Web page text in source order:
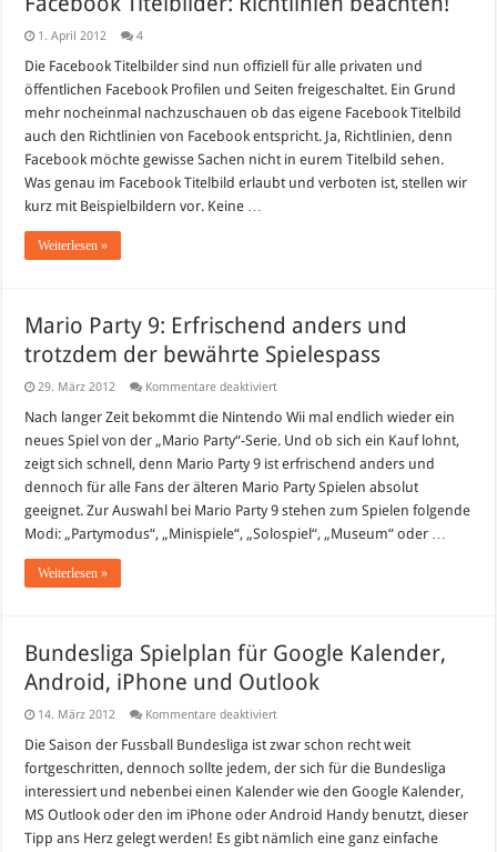
1. April 2012 4
Die Facebook Titelbilder sind nun offiziell für alle privaten und
öffentlichen Facebook Profilen und Seiten freigeschaltet. Ein Grund
mehr nocheinmal nachzuschauen ob das eigene Facebook Titelbild
auch den Richtlinien von Facebook entspricht. Ja, Richtlinien, denn
Facebook möchte gewisse Sachen nicht in eurem Titelbild sehen.
Was genau im Facebook Titelbild erlaubt und verboten ist, stellen wir
kurz mit Beispielbildern vor. Keine …
Weiterlesen »
Mario Party 9: Erfrischend anders und
trotzdem der bewährte Spielespass
29. März 2012 Kommentare deaktiviertfür
Party
Erfrischend
anders
und
trotzdem
bewährte
Spielespass
Nach langer Zeit bekommt die Nintendo Wii mal endlich wieder ein
neues Spiel von der „Mario Party“-Serie. Und ob sich ein Kauf lohnt,
zeigt sich schnell, denn Mario Party 9 ist erfrischend anders und
dennoch für alle Fans der älteren Mario Party Spielen absolut
geeignet. Zur Auswahl bei Mario Party 9 stehen zum Spielen folgende
Modi: „Partymodus“, „Minispiele“, „Solospiel“, „Museum“ oder …
Weiterlesen »
Bundesliga Spielplan für Google Kalender,
Android, iPhone und Outlook
14. März 2012 Kommentare deaktiviertfür
Spielplan
Google
Kalender,
Android,
iPhone
und
Outlook
Die Saison der Fussball Bundesliga ist zwar schon recht weit
fortgeschritten, dennoch sollte jedem, der sich für die Bundesliga
interessiert und nebenbei einen Kalender wie den Google Kalender,
MS Outlook oder den im iPhone oder Android Handy benutzt, dieser
Tipp ans Herz gelegt werden! Es gibt nämlich eine ganz einfache